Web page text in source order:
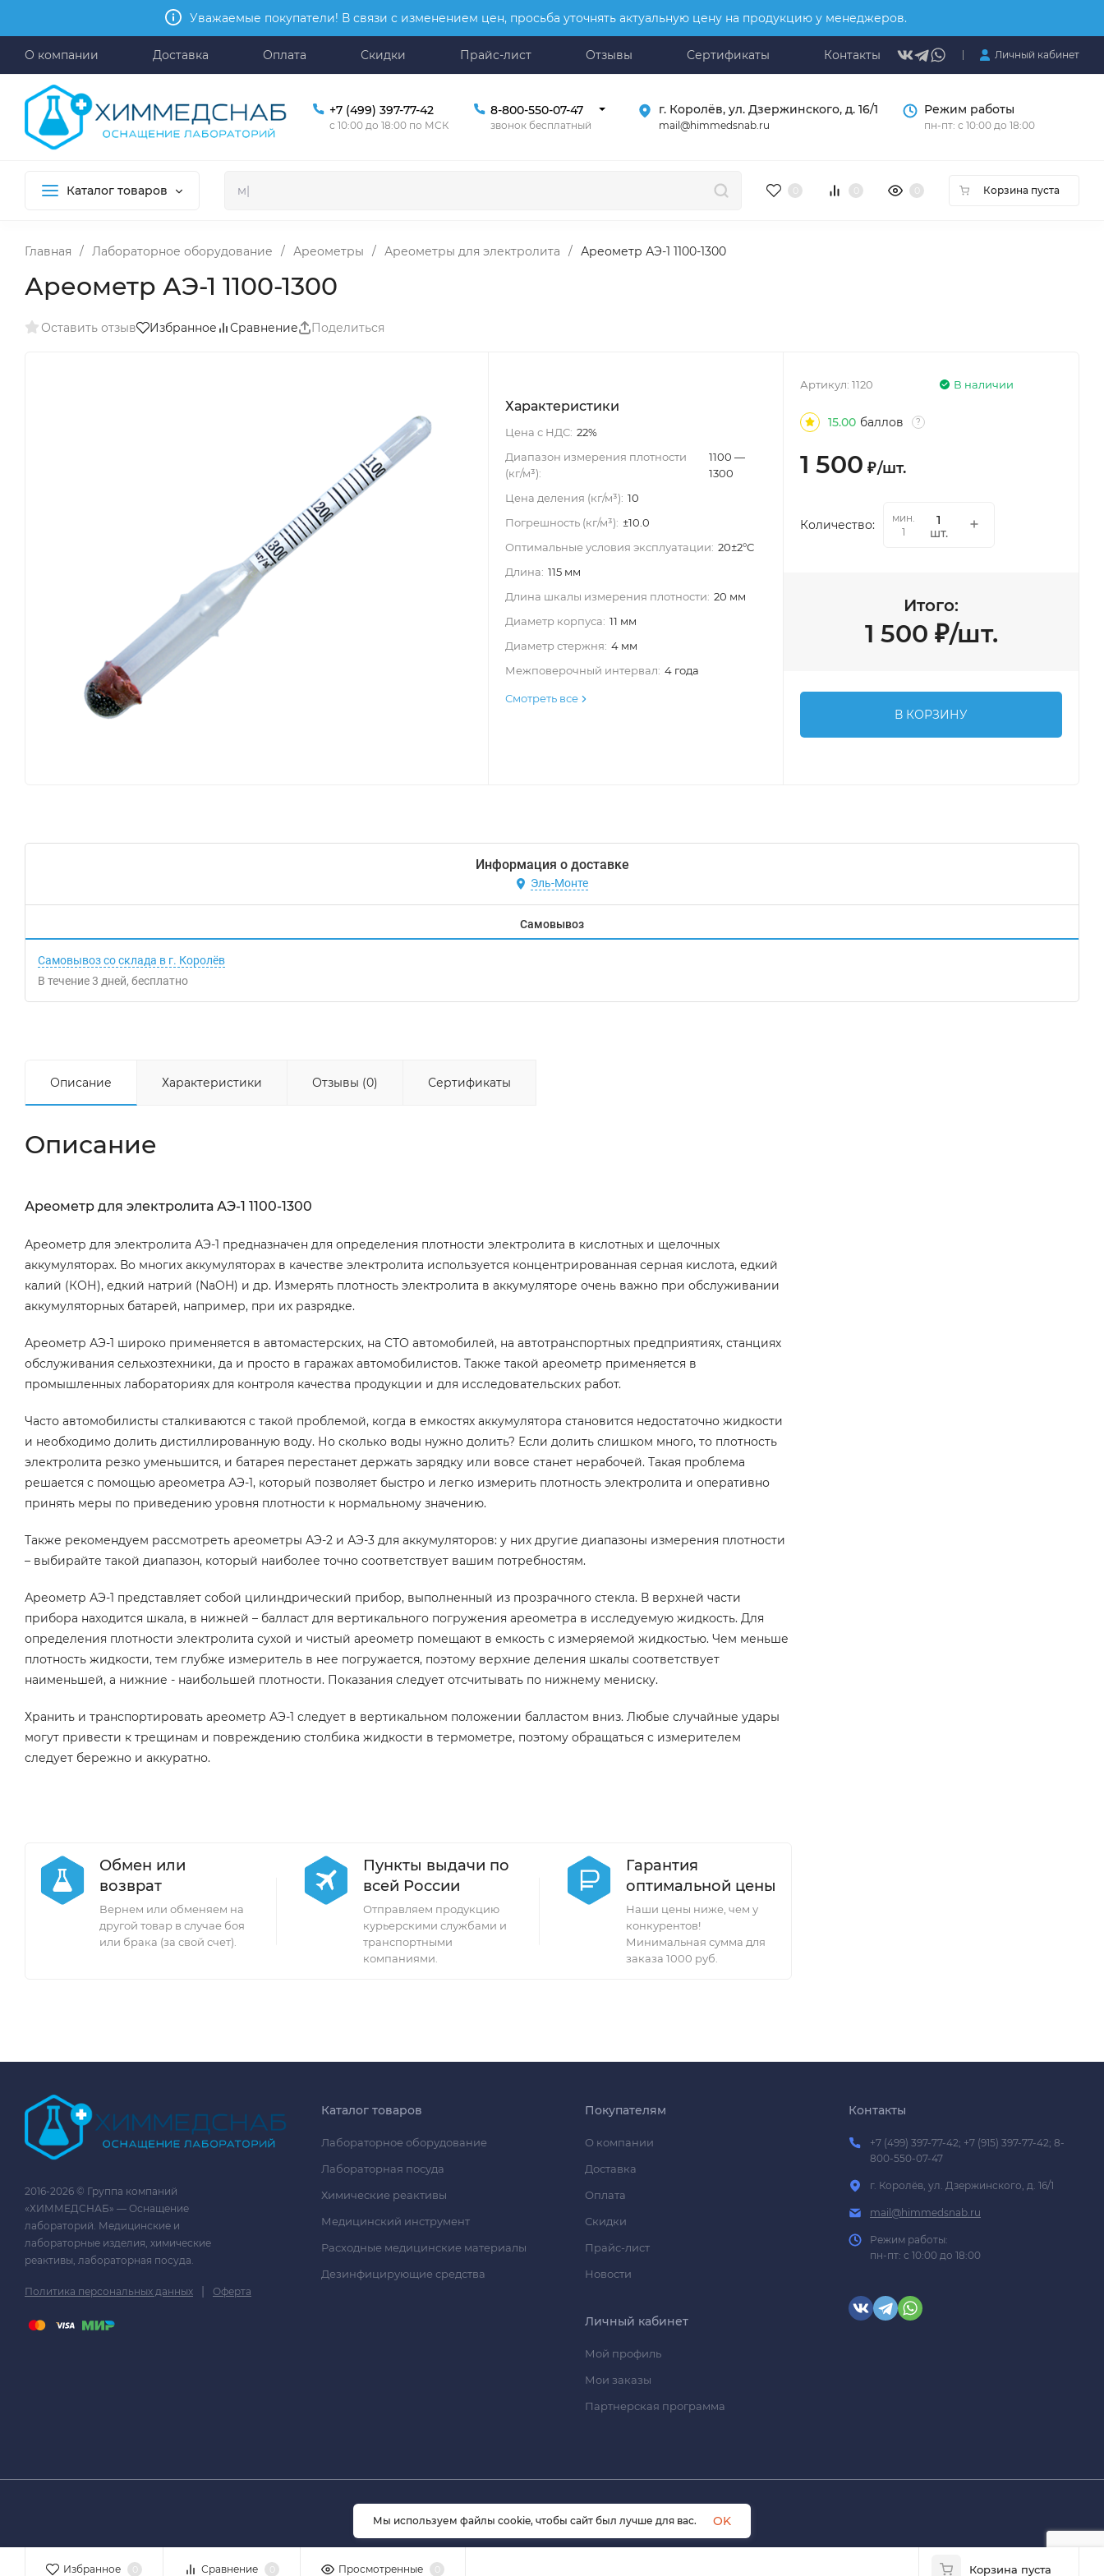
Уважаемые покупатели! В связи с изменением цен, просьба уточнять актуальную цену на продукцию у менеджеров.
О компании Доставка Оплата Скидки Прайс-лист Отзывы Сертификаты Контакты Личный кабинет
+7 (499) 397-77-42
с 10:00 до 18:00 по МСК
8-800-550-07-47
звонок бесплатный
г. Королёв, ул. Дзержинского, д. 16/1
mail@himmedsnab.ru
Режим работы
пн-пт: с 10:00 до 18:00
Каталог товаров Корзина пуста
Главная / Лабораторное оборудование / Ареометры / Ареометры для электролита / Ареометр АЭ-1 1100-1300
Ареометр АЭ-1 1100-1300
Оставить отзыв Избранное Сравнение Поделиться
Характеристики
Цена с НДС: 22%
Диапазон измерения плотности
(кг/м³):
1100 —
1300
Цена деления (кг/м³): 10
Погрешность (кг/м³): ±10.0
Оптимальные условия эксплуатации: 20±2°С
Длина: 115 мм
Длина шкалы измерения плотности: 20 мм
Диаметр корпуса: 11 мм
Диаметр стержня: 4 мм
Межповерочный интервал: 4 года
Смотреть все
В наличии
Артикул:1120
15.00 баллов ?
1 500 ₽/шт.
Количество:
мин.
1
шт.
Итого:
1 500 ₽/шт.
В КОРЗИНУ
Информация о доставке
Эль-Монте
Самовывоз
Самовывоз со склада в г. Королёв
В течение3 дней Бесплатно
Описание Характеристики Отзывы (0) Сертификаты
Описание
Ареометр для электролита АЭ-1 1100-1300
Ареометр для электролита АЭ-1 предназначен для определения плотности электролита в кислотных и щелочных
аккумуляторах. Во многих аккумуляторах в качестве электролита используется концентрированная серная кислота, едкий
калий (КОН), едкий натрий (NaOH) и др. Измерять плотность электролита в аккумуляторе очень важно при обслуживании
аккумуляторных батарей, например, при их разрядке.
Ареометр АЭ-1 широко применяется в автомастерских, на СТО автомобилей, на автотранспортных предприятиях, станциях
обслуживания сельхозтехники, да и просто в гаражах автомобилистов. Также такой ареометр применяется в
промышленных лабораториях для контроля качества продукции и для исследовательских работ.
Часто автомобилисты сталкиваются с такой проблемой, когда в емкостях аккумулятора становится недостаточно жидкости
и необходимо долить дистиллированную воду. Но сколько воды нужно долить? Если долить слишком много, то плотность
электролита резко уменьшится, и батарея перестанет держать зарядку или вовсе станет нерабочей. Такая проблема
решается с помощью ареометра АЭ-1, который позволяет быстро и легко измерить плотность электролита и оперативно
принять меры по приведению уровня плотности к нормальному значению.
Также рекомендуем рассмотреть ареометры АЭ-2 и АЭ-3 для аккумуляторов: у них другие диапазоны измерения плотности
– выбирайте такой диапазон, который наиболее точно соответствует вашим потребностям.
Ареометр АЭ-1 представляет собой цилиндрический прибор, выполненный из прозрачного стекла. В верхней части
прибора находится шкала, в нижней – балласт для вертикального погружения ареометра в исследуемую жидкость. Для
определения плотности электролита сухой и чистый ареометр помещают в емкость с измеряемой жидкостью. Чем меньше
плотность жидкости, тем глубже измеритель в нее погружается, поэтому верхние деления шкалы соответствует
наименьшей, а нижние - наибольшей плотности. Показания следует отсчитывать по нижнему мениску.
Хранить и транспортировать ареометр АЭ-1 следует в вертикальном положении балластом вниз. Любые случайные удары
могут привести к трещинам и повреждению столбика жидкости в термометре, поэтому обращаться с измерителем
следует бережно и аккуратно.
Обмен или
возврат
Вернем или обменяем на
другой товар в случае боя
или брака (за свой счет).
Пункты выдачи по
всей России
Отправляем продукцию
курьерскими службами и
транспортными
компаниями.
Гарантия
оптимальной цены
Наши цены ниже, чем у
конкурентов!
Минимальная сумма для
заказа 1000 руб.
2016-2026 © Группа компаний
«ХИММЕДСНАБ» — Оснащение
лабораторий. Медицинские и
лабораторные изделия, химические
реактивы, лабораторная посуда.
Политика персональных данных | Оферта
Каталог товаров
Лабораторное оборудование
Лабораторная посуда
Химические реактивы
Медицинский инструмент
Расходные медицинские материалы
Дезинфицирующие средства
Покупателям
О компании
Доставка
Оплата
Скидки
Прайс-лист
Новости
Личный кабинет
Мой профиль
Мои заказы
Партнерская программа
Контакты
+7 (499) 397-77-42; +7 (915) 397-77-42; 8-
800-550-07-47
г. Королёв, ул. Дзержинского, д. 16/1
mail@himmedsnab.ru
Режим работы:
пн-пт: с 10:00 до 18:00
Избранное Сравнение Просмотренные Корзина пуста
Мы используем файлы cookie, чтобы сайт был лучше для вас. OK